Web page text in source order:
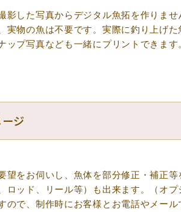
影した写真からデジタル魚拓を作りませ
実物の魚は不要です。実際に釣り上げ
ップ写真なども一緒にプリントできま
ジ
望をお伺いし、魚体を部分修正・補正等
ロッド、リール等）も出来ます。（オプ
ので、制作時にお客様とお電話やメー